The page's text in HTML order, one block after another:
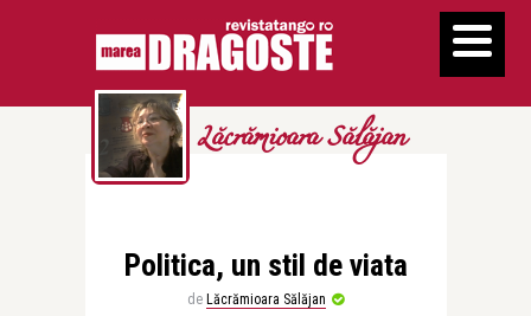
Lăcrămioara Sălăjan
Politica, un stil de viata
de Lăcrămioara Sălăjan